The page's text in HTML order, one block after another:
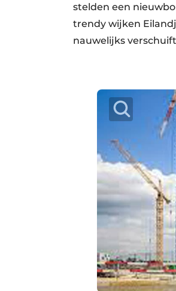
stelden een
trendy wijken
nauwelijks